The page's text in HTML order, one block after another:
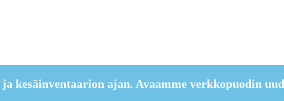
kesäinventaarion ajan. Avaamme verkkopuodin